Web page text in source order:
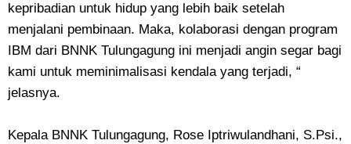
kepribadian untuk hidup yang lebih baik setelah
menjalani pembinaan. Maka, kolaborasi dengan program
IBM dari BNNK Tulungagung ini menjadi angin segar bagi
kami untuk meminimalisasi kendala yang terjadi, “
jelasnya.
Kepala BNNK Tulungagung, Rose Iptriwulandhani, S.Psi.,